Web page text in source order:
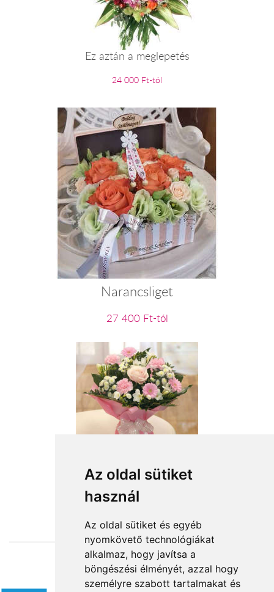
Az oldal sütiket
használ
Az oldal sütiket és egyéb
nyomkövető technológiákat
alkalmaz, hogy javítsa a
böngészési élményét, azzal hogy
személyre szabott tartalmakat és
Ez aztán a meglepetés
24 000 Ft-tól
Narancsliget
27 400 Ft-tól
Rózsaszín köd
24 800 Ft-tól
Elfogadott fizetési módok